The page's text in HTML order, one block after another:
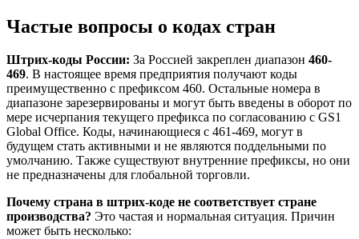
Частые вопросы о кодах стран
Штрих-коды России: За Россией закреплен диапазон 460-
469. В настоящее время предприятия получают коды
преимущественно с префиксом 460. Остальные номера в
диапазоне зарезервированы и могут быть введены в оборот по
мере исчерпания текущего префикса по согласованию с GS1
Global Office. Коды, начинающиеся с 461-469, могут в
будущем стать активными и не являются поддельными по
умолчанию. Также существуют внутренние префиксы, но они
не предназначены для глобальной торговли.
Почему страна в штрих-коде не соответствует стране
производства? Это частая и нормальная ситуация. Причин
может быть несколько: